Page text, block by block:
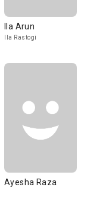
Ila Arun
Ila Rastogi
Ayesha Raza